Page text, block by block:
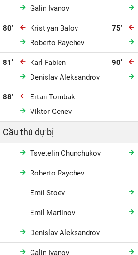
Galin Ivanov
80’
Kristiyan Balov
Roberto Raychev
75’
81’
Karl Fabien
Denislav Aleksandrov
90’
88’
Ertan Tombak
Viktor Genev
Cầu thủ dự bị
Tsvetelin Chunchukov
Roberto Raychev
Emil Stoev
Emil Martinov
Denislav Aleksandrov
Galin Ivanov